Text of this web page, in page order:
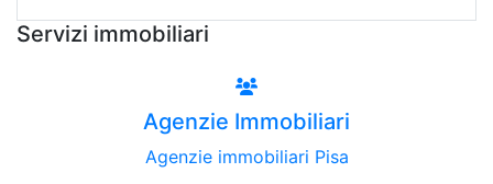
Servizi immobiliari
Agenzie Immobiliari
Agenzie immobiliari Pisa